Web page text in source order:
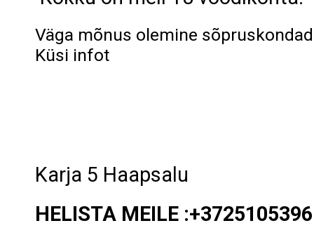
Väga mõnus olemine
Küsi infot
Karja 5 Haapsalu
HELISTA MEILE :+3725105396